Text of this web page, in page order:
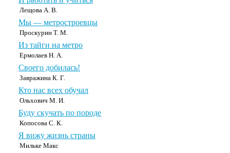
Лещова А. В.
Мы — метростроевцы
Проскурин Т. М.
Из тайги на метро
Ермолаев Н. А.
Своего добилась!
Завражина К. Г.
Кто нас всех обучал
Ольхович М. И.
Буду скучать по породе
Копосова С. К.
Я вижу жизнь страны
Мильке Макс